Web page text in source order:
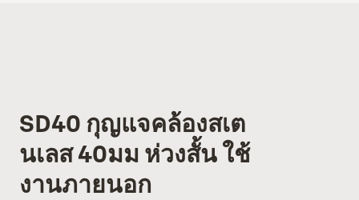
SD40 กุญแจคล้องสเต
นเลส 40มม ห่วงสั้น ใช้
งานภายนอก